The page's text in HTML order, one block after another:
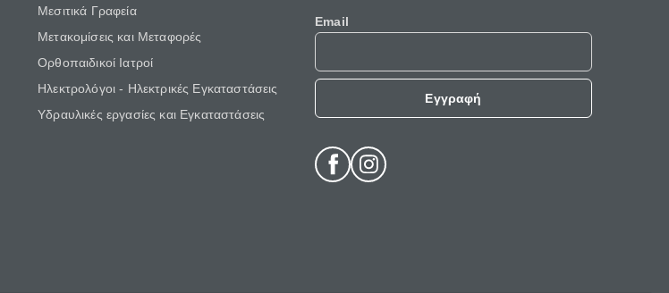
Μεσιτικά Γραφεία
Μετακομίσεις και Μεταφορές
Ορθοπαιδικοί Ιατροί
Ηλεκτρολόγοι - Ηλεκτρικές Εγκαταστάσεις
Υδραυλικές εργασίες και Εγκαταστάσεις
Email
Εγγραφή